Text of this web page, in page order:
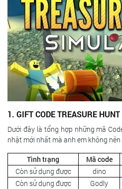
1. GIFT CODE TREASURE
Dưới đây là tổng hợp những mã
nhật mới nhất mà anh em không nên
Tình trạng Mã code
Còn sử dụng được
dino
Còn sử dụng được
Godly